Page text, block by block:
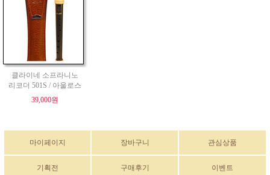
클라이네 소프라니노
리코더 501S / 아울로스
39,000원
마이페이지 장바구니 관심상품
기획전 구매후기 이벤트